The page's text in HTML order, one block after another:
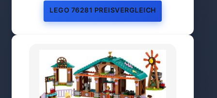
LEGO 76281 PREISVERGLEICH